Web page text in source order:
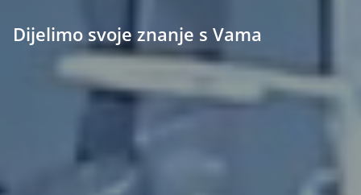
Dijelimo svoje znanje s Vama